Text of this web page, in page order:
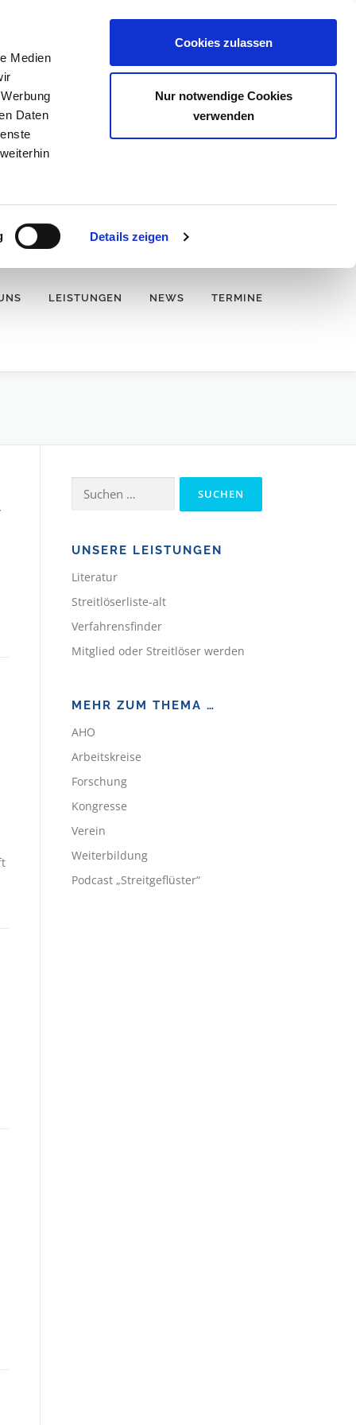
Medien
Daten
Details zeigen
Cookies zulassen
Nur notwendige Cookies
verwenden
LEISTUNGEN NEWS TERMINE
Suchen
nach:
UNSERE LEISTUNGEN
Literatur
Streitlöserliste-alt
Verfahrensfinder
Mitglied oder Streitlöser werden
MEHR ZUM THEMA …
AHO
Arbeitskreise
Forschung
Kongresse
Verein
Weiterbildung
Podcast „Streitgeflüster“